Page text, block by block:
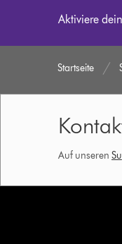
Aktiviere
Startseite
Auf unseren